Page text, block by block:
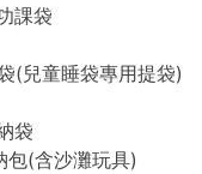
課袋
(兒童睡袋專用提袋)
袋
(含沙灘玩具)